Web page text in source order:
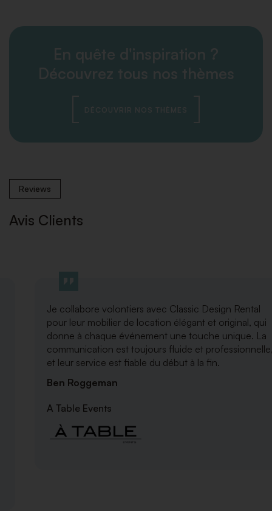
En quête d'inspiration ?
Découvrez tous nos thèmes
DÉCOUVRIR NOS THÈMES
Reviews
Avis Clients
Je collabore volontiers avec Classic Design Rental
pour leur mobilier de location élégant et original, qui
donne à chaque événement une touche unique. La
communication est toujours fluide et professionnelle,
et leur service est fiable du début à la fin.
Ben Roggeman
A Table Events